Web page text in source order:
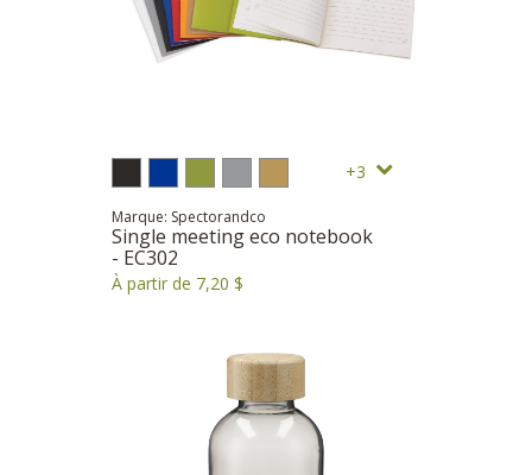
3
Marque: Spectorandco
Single meeting eco notebook
- EC302
À partir de 7,20 $